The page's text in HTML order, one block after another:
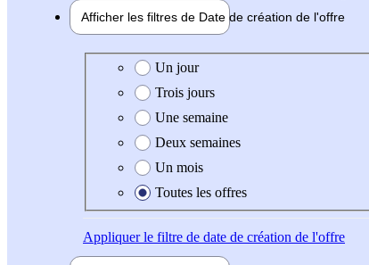
Afficher les filtres de Date de création de l'offre
Date de création de l'offre
Un jour
Trois jours
Une semaine
Deux semaines
Un mois
Toutes les offres
Appliquerle filtre de date de création de l'offre